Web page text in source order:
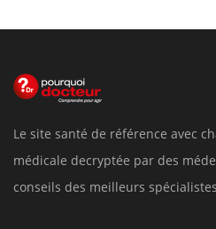
Le site santé de référence avec
médicale decryptée par des
conseils des meilleurs